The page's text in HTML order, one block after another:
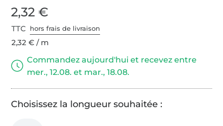
2,32 €
TTC hors frais de livraison
2,32 € / m
Commandez aujourd'hui et recevez entre
mer., 12.08. et mar., 18.08.
Choisissez la longueur souhaitée :